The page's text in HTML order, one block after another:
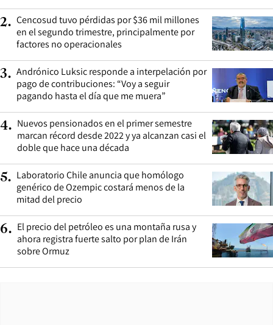
2. Cencosud tuvo pérdidas por $36 mil millones
en el segundo trimestre, principalmente por
factores no operacionales
3. Andrónico Luksic responde a interpelación por
pago de contribuciones: “Voy a seguir
pagando hasta el día que me muera”
4. Nuevos pensionados en el primer semestre
marcan récord desde 2022 y ya alcanzan casi el
doble que hace una década
5. Laboratorio Chile anuncia que homólogo
genérico de Ozempic costará menos de la
mitad del precio
6. El precio del petróleo es una montaña rusa y
ahora registra fuerte salto por plan de Irán
sobre Ormuz